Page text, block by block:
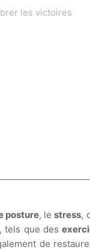
les victoires
posture, lestress,
tels que des
de